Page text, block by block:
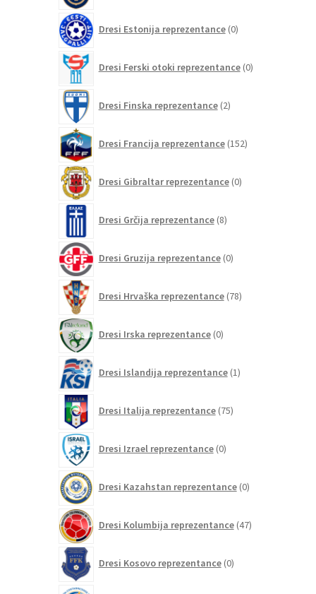
Dresi Estonija reprezentance 0izdelkov
Dresi Ferski otoki reprezentance 0izdelkov
Dresi Finska reprezentance 2izdelka
Dresi Francija reprezentance 152izdelkov
Dresi Gibraltar reprezentance 0izdelkov
Dresi Grčija reprezentance 8izdelkov
Dresi Gruzija reprezentance 0izdelkov
Dresi Hrvaška reprezentance 78izdelkov
Dresi Irska reprezentance 0izdelkov
Dresi Islandija reprezentance 1izdelek
Dresi Italija reprezentance 75izdelkov
Dresi Izrael reprezentance 0izdelkov
Dresi Kazahstan reprezentance 0izdelkov
Dresi Kolumbija reprezentance 47izdelkov
Dresi Kosovo reprezentance 0izdelkov